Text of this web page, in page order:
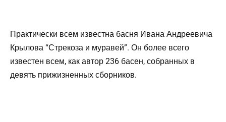
Практически всем известна басня Ивана Андреевича
Крылова “Стрекоза и муравей”. Он более всего
известен всем, как автор 236 басен, собранных в
девять прижизненных сборников.